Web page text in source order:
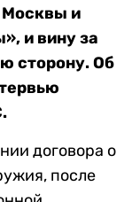
Москвы и
и вину за
сторону. Об
договора о
после